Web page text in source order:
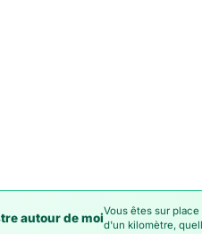
autour de moiVous êtes sur
d'un kilomètre,